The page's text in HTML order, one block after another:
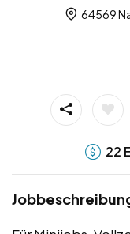
64569
22